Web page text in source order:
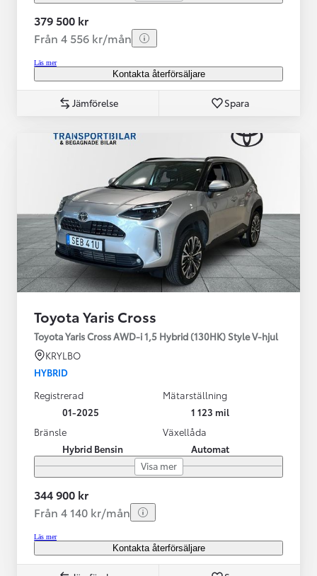
379 500 kr
Från 4 556 kr/mån
Läs mer
Kontakta återförsäljare
Jämförelse Spara
Toyota Yaris Cross
Toyota Yaris Cross AWD-i 1,5 Hybrid (130HK) Style V-hjul
KRYLBO
HYBRID
Registrerad
01-2025
Mätarställning
1 123 mil
Bränsle
Hybrid Bensin
Växellåda
Automat
Visa mer
344 900 kr
Från 4 140 kr/mån
Läs mer
Kontakta återförsäljare